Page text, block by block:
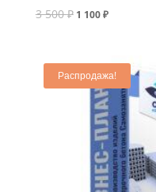
3 500₽ 1 100₽
Распродажа!